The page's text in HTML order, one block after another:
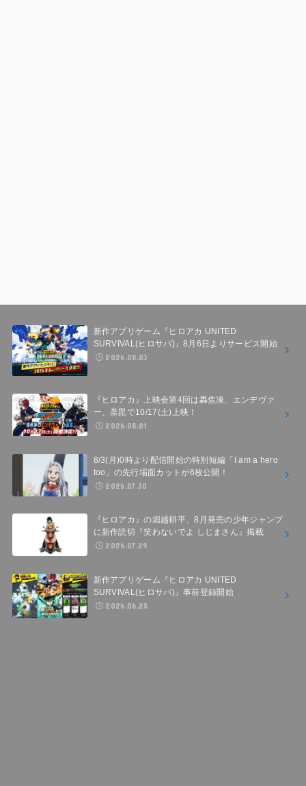
新作アプリゲーム『ヒロアカ UNITED
SURVIVAL(ヒロサバ)』8月6日よりサービス開始
2026.08.03
『ヒロアカ』上映会第4回は轟焦凍、エンデヴァ
ー、荼毘で10/17(土)上映！
2026.08.01
8/3(月)0時より配信開始の特別短編「I am a hero
too」の先行場面カットが6枚公開！
2026.07.30
『ヒロアカ』の堀越耕平、8月発売の少年ジャンプ
に新作読切『笑わないでよ しじまさん』掲載
2026.07.29
新作アプリゲーム『ヒロアカ UNITED
SURVIVAL(ヒロサバ)』事前登録開始
2026.06.25